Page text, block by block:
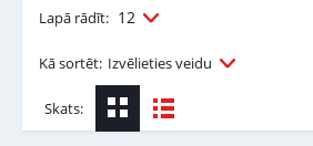
Lapā rādīt: 12
Kā sortēt: Izvēlieties veidu
Skats: